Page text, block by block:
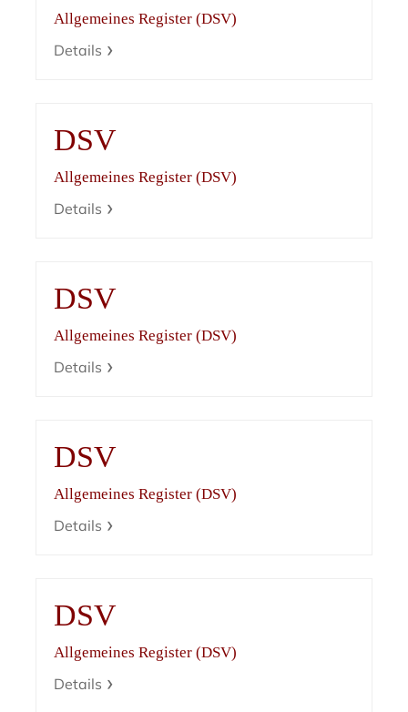
Allgemeines Register (DSV)
Details
DSV
Allgemeines Register (DSV)
Details
DSV
Allgemeines Register (DSV)
Details
DSV
Allgemeines Register (DSV)
Details
DSV
Allgemeines Register (DSV)
Details